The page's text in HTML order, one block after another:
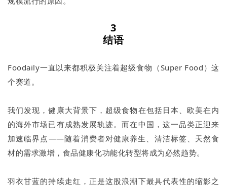
3
结语
Foodaily一直以来都积极关注着超级食物（Super Food）这
个赛道。
我们发现，健康大背景下，超级食物在包括日本、欧美在内
的海外市场已有成熟发展轨迹。而在中国，这一品类正迎来
加速临界点——随着消费者对健康养生、清洁标签、天然食
材的需求激增，食品健康化功能化转型将成为必然趋势。
羽衣甘蓝的持续走红，正是这股浪潮下最具代表性的缩影之